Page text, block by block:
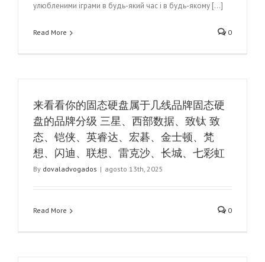
улюбленими іграми в будь-який час і в будь-якому […]
Read More 0
来看看你的固态硬盘属于几线品牌固态硬
盘的品牌分级 三星、西部数据、致钛 致
态、铠侠、英睿达、宏碁、金士顿、梵
想、闪迪、联想、雷克沙、长城、七彩虹
By dovaladvogados | agosto 13th, 2025
Read More 0